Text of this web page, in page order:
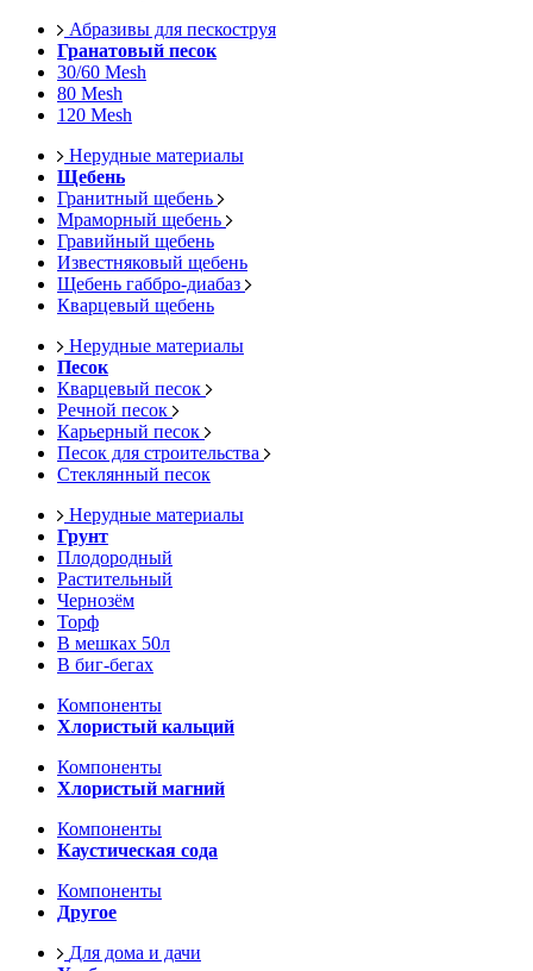
Абразивы для пескоструя
Гранатовый песок
30/60 Mesh
80 Mesh
120 Mesh
Нерудные материалы
Щебень
Гранитный щебень
Мраморный щебень
Гравийный щебень
Известняковый щебень
Щебень габбро-диабаз
Кварцевый щебень
Нерудные материалы
Песок
Кварцевый песок
Речной песок
Карьерный песок
Песок для строительства
Стеклянный песок
Нерудные материалы
Грунт
Плодородный
Растительный
Чернозём
Торф
В мешках 50л
В биг-бегах
Компоненты
Хлористый кальций
Компоненты
Хлористый магний
Компоненты
Каустическая сода
Компоненты
Другое
Для дома и дачи